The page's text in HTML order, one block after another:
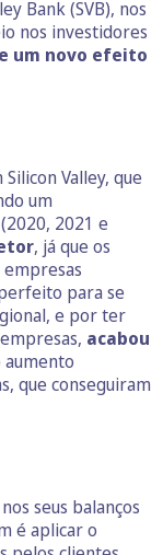
Bank (SVB), nos
nos investidores
um novo efeito
Valley, que
um
2021 e
, já que os
para se
e por ter
acabou
aumento
que conseguiram
seus balanços
é aplicar o